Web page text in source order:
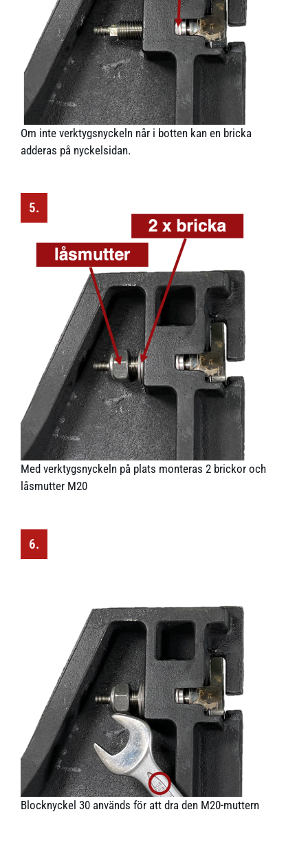
Om inte verktygsnyckeln når i botten kan en bricka
adderas på nyckelsidan.
5.
Med verktygsnyckeln på plats monteras 2 brickor och
låsmutter M20
6.
Blocknyckel 30 används för att dra den M20-muttern